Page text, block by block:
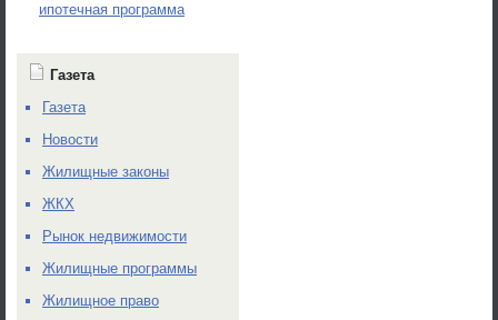
ипотечная программа
Газета
Газета
Новости
Жилищные законы
ЖКХ
Рынок недвижимости
Жилищные программы
Жилищное право